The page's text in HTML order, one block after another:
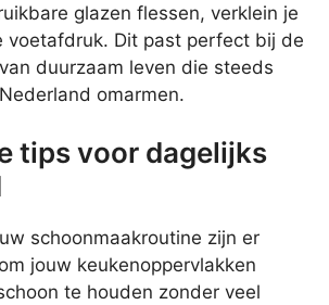
glazen flessen, verklein je
voetafdruk. Dit past perfect bij de
duurzaam leven die steeds
omarmen.
tips voor dagelijks
schoonmaakroutine zijn er
jouw keukenoppervlakken
te houden zonder veel